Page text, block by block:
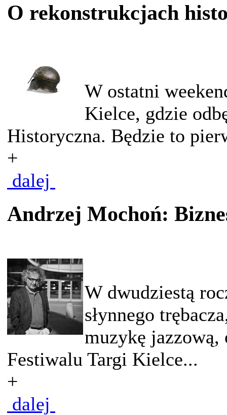
O rekonstrukcjach
W ostatni
Kielce, gdzie
Historyczna. Będzie to
+
dalej
Andrzej Mochoń:
W dwudziestą
słynnego
muzykę jazzową,
Festiwalu Targi Kielce...
+
dalej